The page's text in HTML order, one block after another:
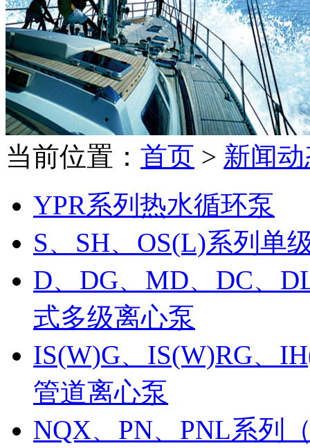
当前位置： 首页 > 新闻
YPR系列热水循环泵
S、SH、OS(L)系列单
D、DG、MD、DC、
式多级离心泵
IS(W)G、IS(W)RG、
管道离心泵
NQX、PN、PNL系列